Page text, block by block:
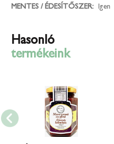
MENTES / ÉDESÍTŐSZER:
Igen
Hasonló
termékeink